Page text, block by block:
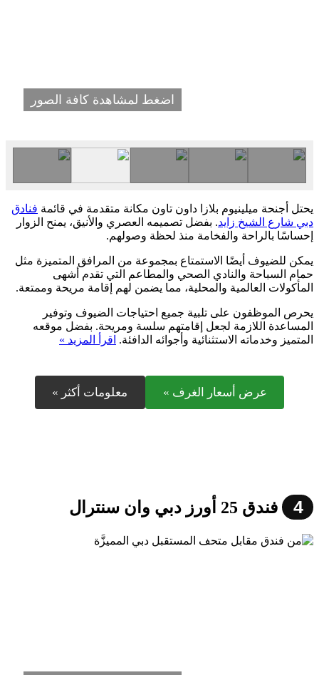
اضغط لمشاهدة كافة الصور
يحتل أجنحة ميلينيوم بلازا داون تاون مكانة متقدمة في قائمة فنادق
دبي شارع الشيخ زايد. بفضل تصميمه العصري والأنيق، يمنح الزوار
إحساسًا بالراحة والفخامة منذ لحظة وصولهم.
يمكن للضيوف أيضًا الاستمتاع بمجموعة من المرافق المتميزة مثل
حمام السباحة والنادي الصحي والمطاعم التي تقدم أشهى
المأكولات العالمية والمحلية، مما يضمن لهم إقامة مريحة وممتعة.
يحرص الموظفون على تلبية جميع احتياجات الضيوف وتوفير
المساعدة اللازمة لجعل إقامتهم سلسة ومريحة. بفضل موقعه
المتميز وخدماته الاستثنائية وأجوائه الدافئة. اقرأ المزيد »
عرض أسعار الغرف » معلومات أكثر »
4 فندق 25 أورز دبي وان سنترال